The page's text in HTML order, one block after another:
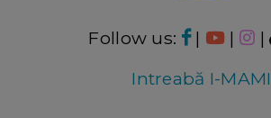
Follow us: | | |
Intreabă I-MAMI